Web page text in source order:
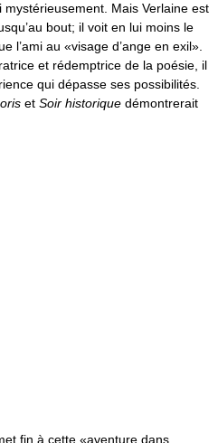
Mais Verlaine est
bout; il voit en lui moins le
l’ami au «visage d’ange en exil».
et rédemptrice de la poésie, il
qui dépasse ses possibilités.
et Soir historique démontrerait
fin à cette «aventure dans